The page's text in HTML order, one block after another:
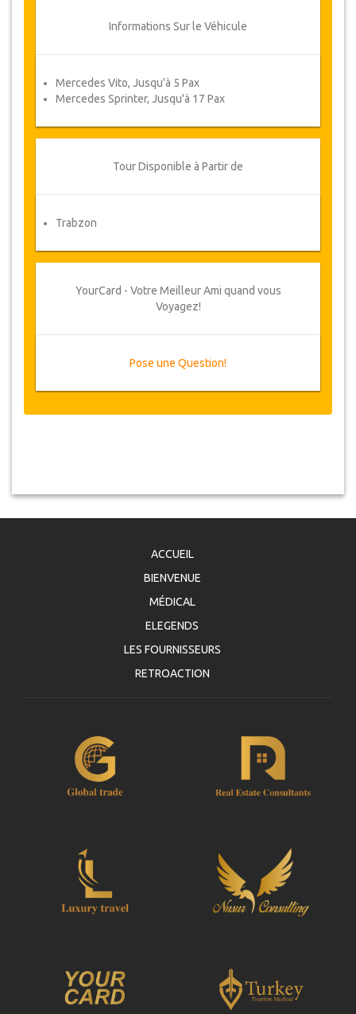
Informations Sur le Véhicule
Mercedes Vito, Jusqu'à 5 Pax
Mercedes Sprinter, Jusqu'à 17 Pax
Tour Disponible à Partir de
Trabzon
YourCard - Votre Meilleur Ami quand vous
Voyagez!
Pose une Question!
ACCUEIL
BIENVENUE
MÉDICAL
ELEGENDS
LES FOURNISSEURS
RETROACTION